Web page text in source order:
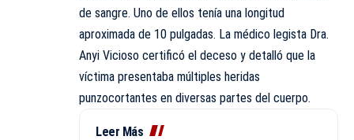
de sangre. Uno de ellos tenía una longitud
aproximada de 10 pulgadas. La médico legista Dra.
Anyi Vicioso certificó el deceso y detalló que la
víctima presentaba múltiples heridas
punzocortantes en diversas partes del cuerpo.
Leer Más